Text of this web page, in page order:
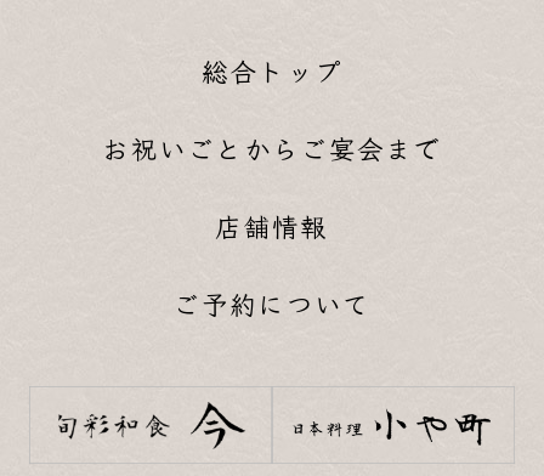
総合トップ
お祝いごとからご宴会まで
店舗情報
ご予約について